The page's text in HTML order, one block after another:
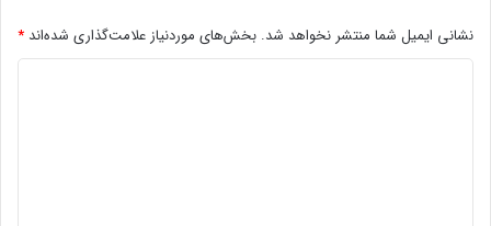
نشانی ایمیل شما منتشر نخواهد شد. بخش‌های موردنیاز علامت‌گذاری شده‌اند *